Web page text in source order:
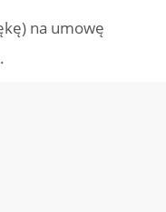
na umowę